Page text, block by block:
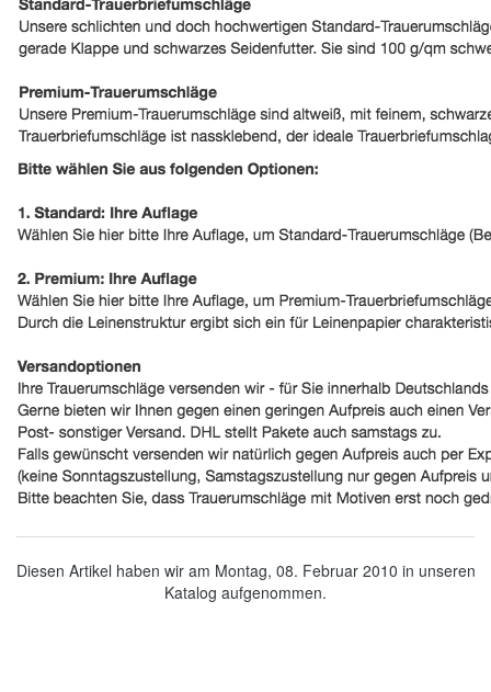
Diesen Artikel haben wir am Montag, 08. Februar 2010 in unseren
Katalog aufgenommen.